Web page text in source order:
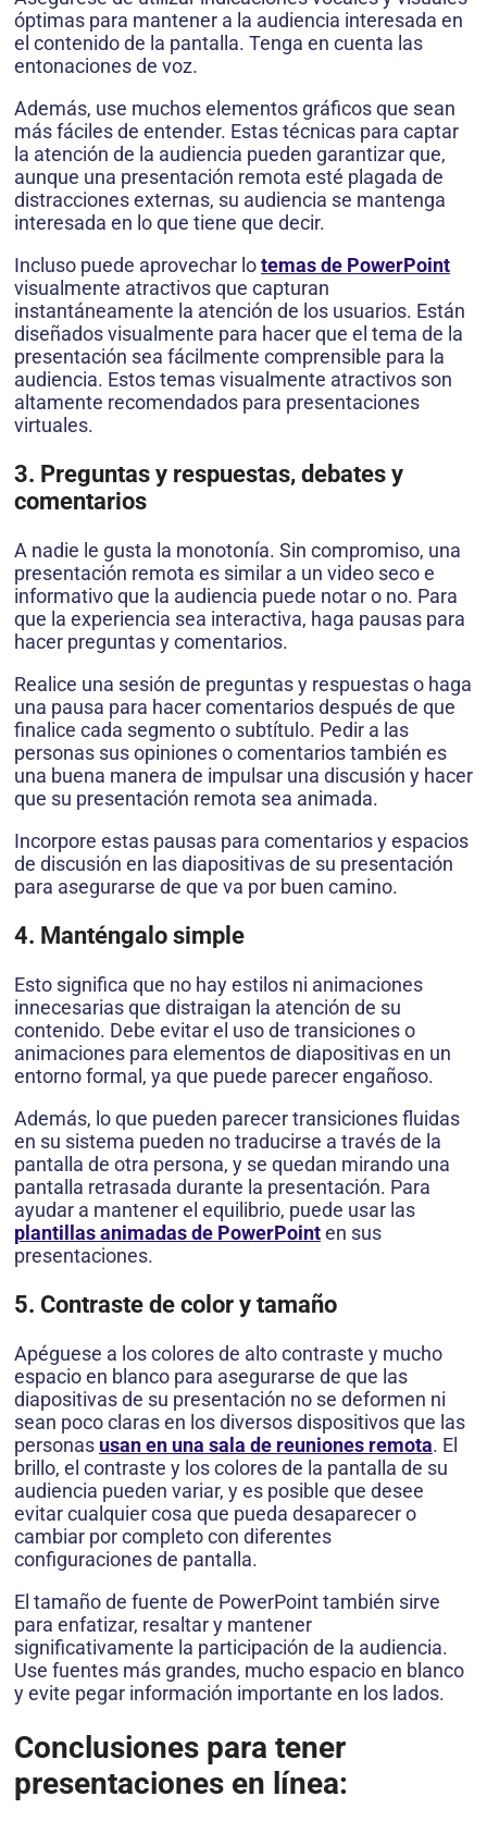
óptimas para mantener a la audiencia interesada en
el contenido de la pantalla. Tenga en cuenta las
entonaciones de voz.
Además, use muchos elementos gráficos que sean
más fáciles de entender. Estas técnicas para captar
la atención de la audiencia pueden garantizar que,
aunque una presentación remota esté plagada de
distracciones externas, su audiencia se mantenga
interesada en lo que tiene que decir.
Incluso puede aprovechar lotemas de PowerPoint
visualmente atractivos que capturan
instantáneamente la atención de los usuarios. Están
diseñados visualmente para hacer que el tema de la
presentación sea fácilmente comprensible para la
audiencia. Estos temas visualmente atractivos son
altamente recomendados para presentaciones
virtuales.
3. Preguntas y respuestas, debates y
comentarios
A nadie le gusta la monotonía. Sin compromiso, una
presentación remota es similar a un video seco e
informativo que la audiencia puede notar o no. Para
que la experiencia sea interactiva, haga pausas para
hacer preguntas y comentarios.
Realice una sesión de preguntas y respuestas o haga
una pausa para hacer comentarios después de que
finalice cada segmento o subtítulo. Pedir a las
personas sus opiniones o comentarios también es
una buena manera de impulsar una discusión y hacer
que su presentación remota sea animada.
Incorpore estas pausas para comentarios y espacios
de discusión en las diapositivas de su presentación
para asegurarse de que va por buen camino.
4. Manténgalo simple
Esto significa que no hay estilos ni animaciones
innecesarias que distraigan la atención de su
contenido. Debe evitar el uso de transiciones o
animaciones para elementos de diapositivas en un
entorno formal, ya que puede parecer engañoso.
Además, lo que pueden parecer transiciones fluidas
en su sistema pueden no traducirse a través de la
pantalla de otra persona, y se quedan mirando una
pantalla retrasada durante la presentación. Para
ayudar a mantener el equilibrio, puede usar las
plantillas animadas de PowerPointen sus
presentaciones.
5. Contraste de color y tamaño
Apéguese a los colores de alto contraste y mucho
espacio en blanco para asegurarse de que las
diapositivas de su presentación no se deformen ni
sean poco claras en los diversos dispositivos que las
personas usan en una sala de reuniones remota. El
brillo, el contraste y los colores de la pantalla de su
audiencia pueden variar, y es posible que desee
evitar cualquier cosa que pueda desaparecer o
cambiar por completo con diferentes
configuraciones de pantalla.
El tamaño de fuente de PowerPoint también sirve
para enfatizar, resaltar y mantener
significativamente la participación de la audiencia.
Use fuentes más grandes, mucho espacio en blanco
y evite pegar información importante en los lados.
Conclusiones para tener
presentaciones en línea: